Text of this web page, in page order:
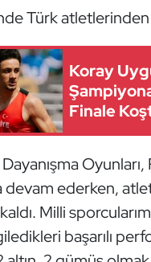
Türk
Koray
Finale
Oyunları,
devam ederken,
Milli
başarılı